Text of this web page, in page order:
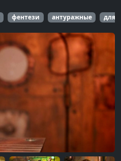
фентези антуражные для